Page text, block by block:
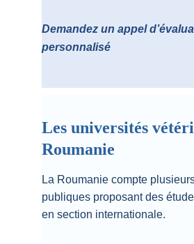
Les universités
Roumanie
La Roumanie compte
publiques proposant des
en section internationale.
Demandez un appel
personnalisé